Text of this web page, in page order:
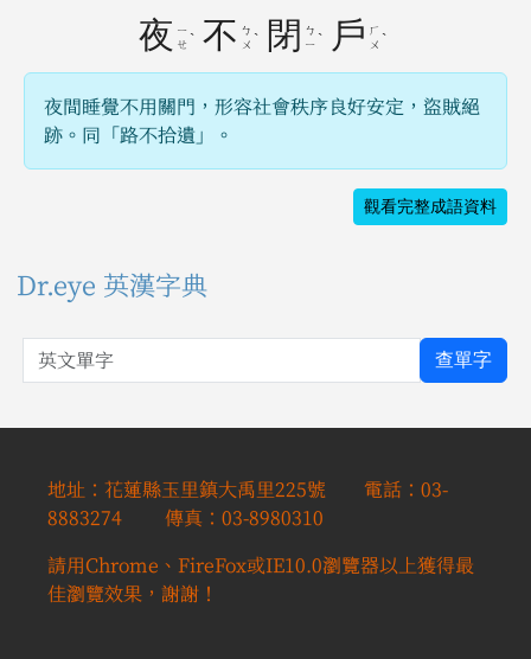
夜 ㄧ
ㄝ ˋ 不 ㄅ
ㄨ ˋ 閉
ㄅ
ㄧ ˋ 戶 ㄏ
ㄨ ˋ
夜間睡覺不用關門，形容社會秩序良好安定，盜賊絕
跡。同「路不拾遺」。
觀看完整成語資料
Dr.eye 英漢字典
英文單字 查單字
地址：花蓮縣玉里鎮大禹里225號 電話：03-
8883274 傳真：03-8980310
請用Chrome、FireFox或IE10.0瀏覽器以上獲得最
佳瀏覽效果，謝謝！